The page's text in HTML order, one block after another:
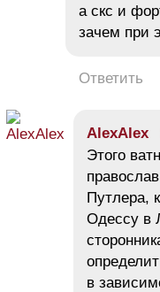
а скс и
зачем при
Ответить
AlexAlex
Этого
Путлера,
Одессу в
в